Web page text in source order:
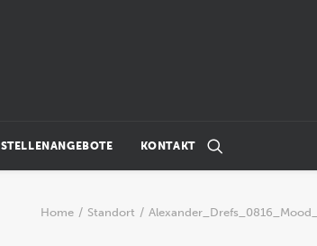
STELLENANGEBOTE KONTAKT
Home Standort